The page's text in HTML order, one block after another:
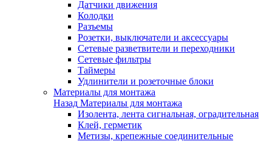
Датчики движения
Колодки
Разъемы
Розетки, выключатели и аксессуары
Сетевые разветвители и переходники
Сетевые фильтры
Таймеры
Удлинители и розеточные блоки
Материалы для монтажа
Назад Материалы для монтажа
Изолента, лента сигнальная, оградительная
Клей, герметик
Метизы, крепежные соединительные